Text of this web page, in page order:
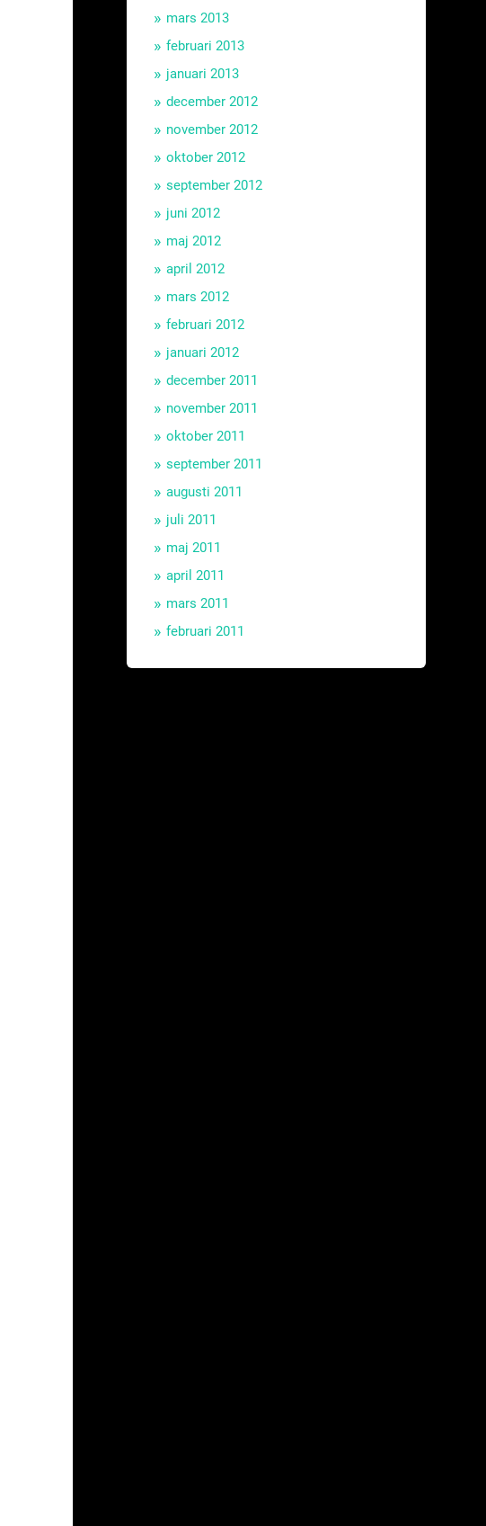
mars 2013
februari 2013
januari 2013
december 2012
november 2012
oktober 2012
september 2012
juni 2012
maj 2012
april 2012
mars 2012
februari 2012
januari 2012
december 2011
november 2011
oktober 2011
september 2011
augusti 2011
juli 2011
maj 2011
april 2011
mars 2011
februari 2011